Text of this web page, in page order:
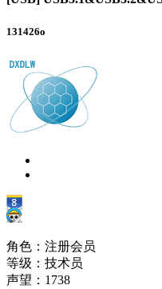
131426o
角色：注册会员
等级：技术员
声望： 1738